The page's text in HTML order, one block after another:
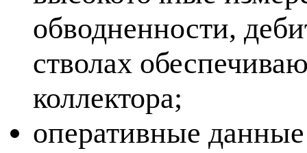
обводненности,
стволах
коллектора;
оперативные